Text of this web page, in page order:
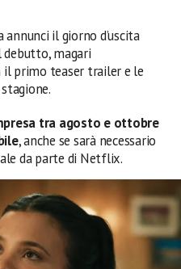
il giorno d’uscita
magari
il primo teaser trailer e le
tra agosto e ottobre
, anche se sarà necessario
da parte di Netflix.